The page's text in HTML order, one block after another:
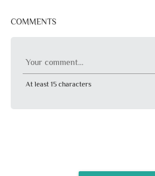
COMMENTS
Your comment...
At least 15 characters